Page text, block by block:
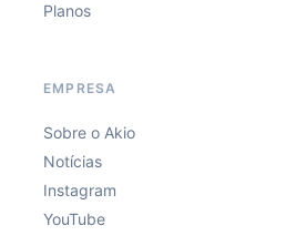
Planos
EMPRESA
Sobre o Akio
Notícias
Instagram
YouTube